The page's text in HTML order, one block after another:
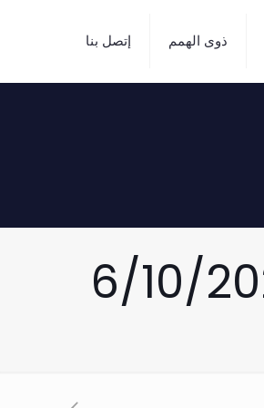
ذوى الهمم إتصل بنا